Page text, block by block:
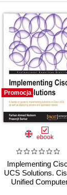
Promocja
ebook
Implementing
UCS Solutions.
Unified